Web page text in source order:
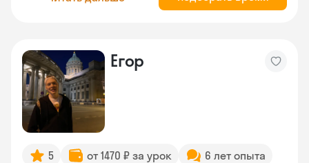
Егор
5 от 1470 ₽ за урок 6 лет опыта